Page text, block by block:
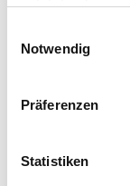
Trigger Symbol
Erfahren Sie
verarbeitet
Wir verwenden
Notwendig
Präferenzen
Statistiken